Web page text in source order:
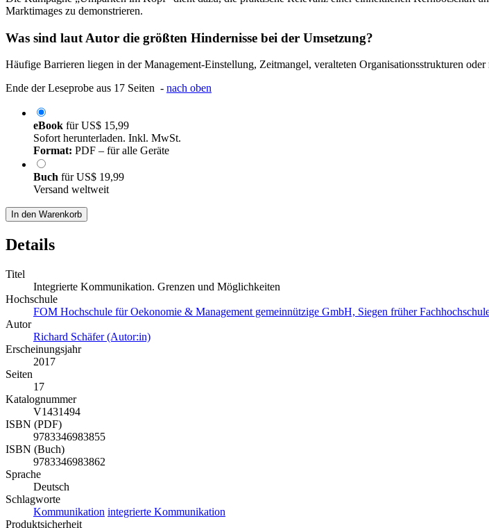
Marktimages zu demonstrieren.
Was sind laut Autor die größten Hindernisse bei der Umsetzung?
Häufige Barrieren liegen in der Management-Einstellung, Zeitmangel, veralteten Organisationsstrukturen
Ende der Leseprobe aus 17 Seiten - nach oben
eBook fürUS$ 15,99
Sofort herunterladen. Inkl. MwSt.
Format: PDF – für alle Geräte
Buch fürUS$ 19,99
Versand weltweit
In den Warenkorb
Details
Titel
Integrierte Kommunikation. Grenzen und Möglichkeiten
Hochschule
FOM Hochschule für Oekonomie & Management gemeinnützige GmbH, Siegen früher
Autor
Richard Schäfer (Autor:in)
Erscheinungsjahr
2017
Seiten
17
Katalognummer
V1431494
ISBN (PDF)
9783346983855
ISBN (Buch)
9783346983862
Sprache
Deutsch
Schlagworte
Kommunikation integrierte Kommunikation
Produktsicherheit